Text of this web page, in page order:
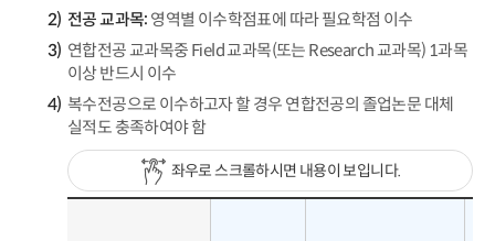
전공 교과목: 영역별 이수학점표에 따라 필요학점 이수
연합전공 교과목중 Field 교과목(또는 Research 교과목) 1과목
이상 반드시 이수
복수전공으로 이수하고자 할 경우 연합전공의 졸업논문 대체
실적도 충족하여야 함
좌우로 스크롤하시면 내용이 보입니다.